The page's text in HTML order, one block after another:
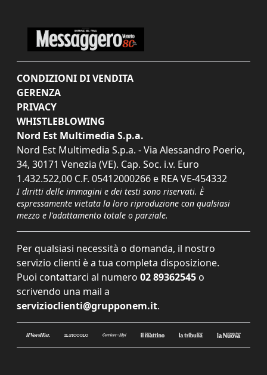
CONDIZIONI DI VENDITA
GERENZA
PRIVACY
WHISTLEBLOWING
Nord Est Multimedia S.p.a.
Nord Est Multimedia S.p.a. - Via Alessandro Poerio,
34, 30171 Venezia (VE). Cap. Soc. i.v. Euro
1.432.522,00 C.F. 05412000266 e REA VE-454332
I diritti delle immagini e dei testi sono riservati. È
espressamente vietata la loro riproduzione con qualsiasi
mezzo e l'adattamento totale o parziale.
Per qualsiasi necessità o domanda, il nostro
servizio clienti è a tua completa disposizione.
Puoi contattarci al numero 02 89362545 o
scrivendo una mail a
servizioclienti@grupponem.it.